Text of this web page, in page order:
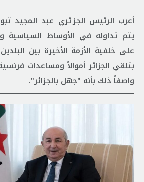
أعرب الرئيس الجزائري عبد المجيد
يتم تداوله في الأوساط السياسية
على خلفية الأزمة الأخيرة بين
بتلقي الجزائر أموالاً ومساعدات
واصفاً ذلك بأنه "جهل بالجزائر".